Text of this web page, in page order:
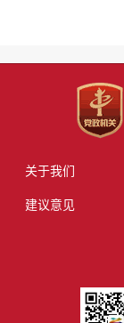
关于我们
建议意见